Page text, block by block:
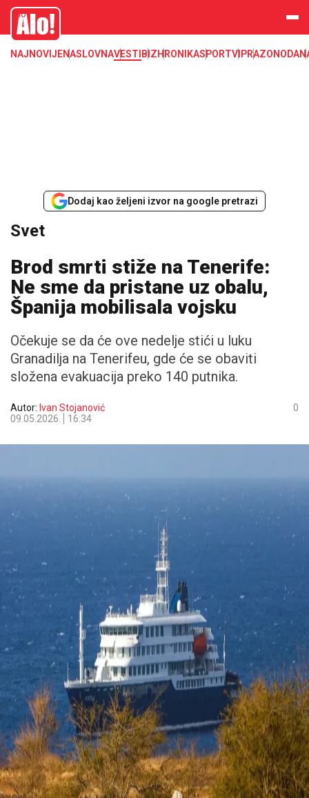
Svet, Ruske vesti, Planeta, Region
Alo
NAJNOVIJENASLOVNAVESTI BIZHRONIKASPORTVIPRAZONODA
Dodaj kao željeni izvor na google pretrazi
Svet
Brod smrti stiže na Tenerife:
Ne sme da pristane uz obalu,
Španija mobilisala vojsku
Očekuje se da će ove nedelje stići u luku
Granadilja na Tenerifeu, gde će se obaviti
složena evakuacija preko 140 putnika.
Autor: Ivan Stojanović
09.05.2026.
16:34
0